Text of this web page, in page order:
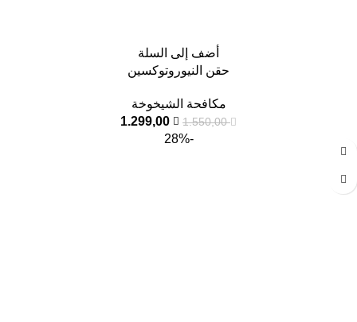
أضف إلى السلة
حقن النيوروتوكسين
مكافحة الشيخوخة
1.550,00
1.299,00
-28%